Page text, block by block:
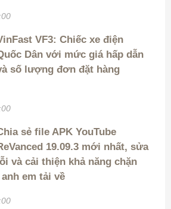
VF3: Chiếc xe điện
Dân với mức giá hấp dẫn
số lượng đơn đặt hàng
sẻ file APK YouTube
19.09.3 mới nhất, sửa
và cải thiện khả năng chặn
em tải về